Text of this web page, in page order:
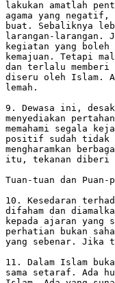
lakukan amatlah
agama yang negatif,
buat. Sebaliknya
larangan-larangan.
kegiatan yang boleh
kemajuan. Tetapi
dan terlalu memberi
diseru oleh Islam.
lemah.
9. Dewasa ini,
menyediakan
memahami segala
positif sudah tidak
mengharamkan
itu, tekanan diberi
Tuan-tuan dan Puan-
10. Kesedaran
difaham dan
kepada ajaran yang
perhatian bukan
yang sebenar. Jika
11. Dalam Islam
sama setaraf. Ada